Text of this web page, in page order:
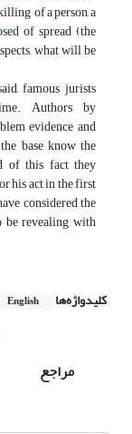
of a person, a
of spread (the
what will be
famous jurists
Authors by
evidence and
base know the
of this fact they
his act in the first
considered the
revealing with
کلیدواژه‌ها English
مراجع